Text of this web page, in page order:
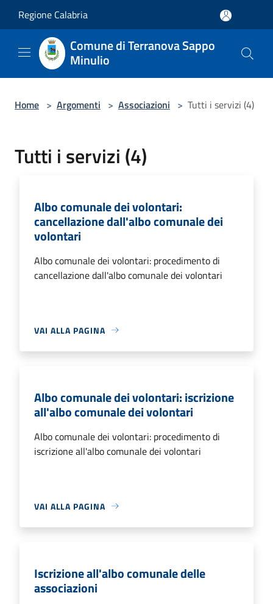
Regione Calabria
Comune di Terranova Sappo
Minulio
Home > Argomenti > Associazioni > Tutti i servizi (4)
Tutti i servizi (4)
Albo comunale dei volontari:
cancellazione dall'albo comunale dei
volontari
Albo comunale dei volontari: procedimento di
cancellazione dall'albo comunale dei volontari
VAI ALLA PAGINA
Albo comunale dei volontari: iscrizione
all'albo comunale dei volontari
Albo comunale dei volontari: procedimento di
iscrizione all'albo comunale dei volontari
VAI ALLA PAGINA
Iscrizione all'albo comunale delle
associazioni